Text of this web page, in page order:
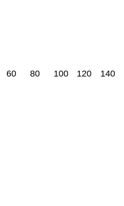
60 80 100 120 140